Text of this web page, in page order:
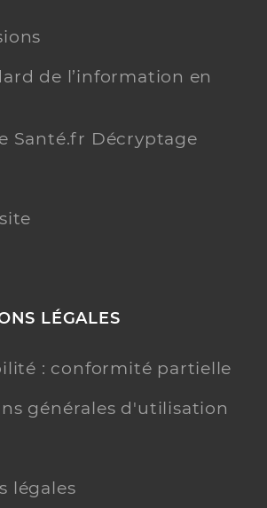
de l’information en
Santé.fr Décryptage
LÉGALES
: conformité partielle
générales d'utilisation
légales